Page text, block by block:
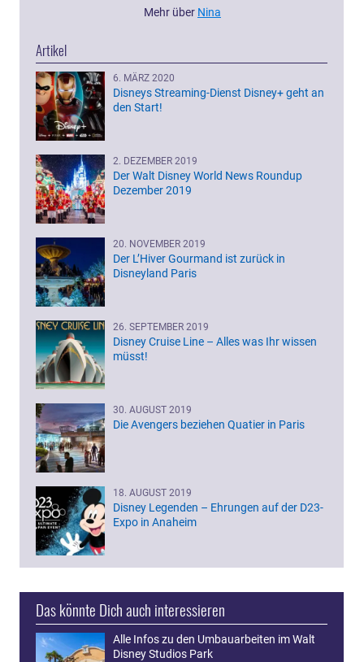
Mehr über Nina
Artikel
6. MÄRZ 2020
Disneys Streaming-Dienst Disney+ geht an
den Start!
2. DEZEMBER 2019
Der Walt Disney World News Roundup
Dezember 2019
20. NOVEMBER 2019
Der L’Hiver Gourmand ist zurück in
Disneyland Paris
26. SEPTEMBER 2019
Disney Cruise Line – Alles was Ihr wissen
müsst!
30. AUGUST 2019
Die Avengers beziehen Quatier in Paris
18. AUGUST 2019
Disney Legenden – Ehrungen auf der D23-
Expo in Anaheim
Das könnte Dich auch interessieren
Alle Infos zu den Umbauarbeiten im Walt
Disney Studios Park